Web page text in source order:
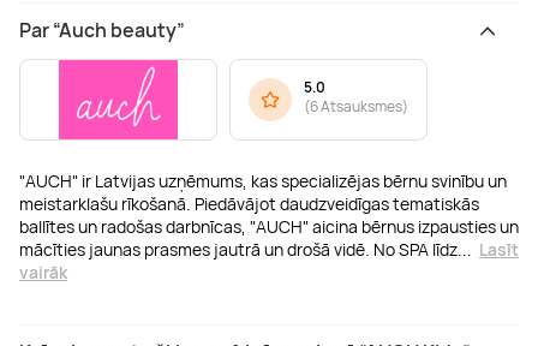
Par “Auch beauty”
"AUCH" ir Latvijas uzņēmums, kas specializējas bērnu svinību un
meistarklašu rīkošanā. Piedāvājot daudzveidīgas tematiskās
ballītes un radošas darbnīcas, "AUCH" aicina bērnus izpausties un
mācīties jaunas prasmes jautrā un drošā vidē. No SPA līdz
Lasīt
vairāk
5.0
(6 Atsauksmes)